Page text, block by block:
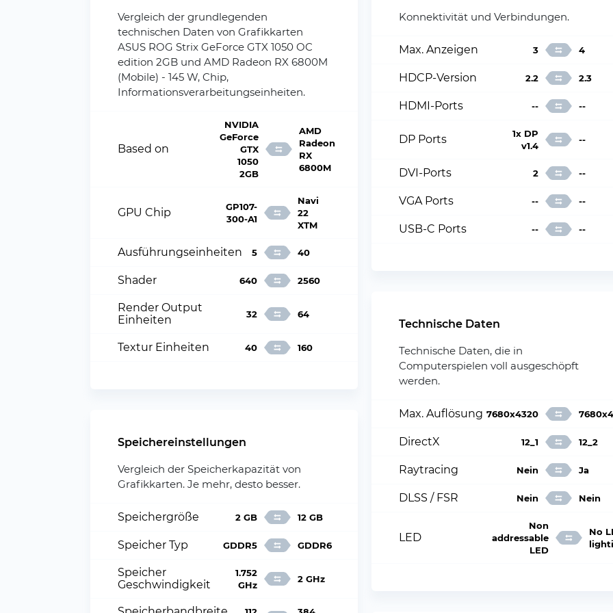
Vergleich der grundlegenden
technischen Daten von Grafikkarten
ASUS ROG Strix GeForce GTX 1050 OC
edition 2GB und AMD Radeon RX 6800M
(Mobile) - 145 W, Chip,
Informationsverarbeitungseinheiten.
Based on
NVIDIA
GeForce
GTX
1050
2GB
AMD
Radeon
RX
6800M
GPU Chip
GP107-
300-A1
Navi
22
XTM
Ausführungseinheiten 5 40
Shader 640 2560
Render Output
Einheiten
32 64
Textur Einheiten 40 160
Speichereinstellungen
Vergleich der Speicherkapazität von
Grafikkarten. Je mehr, desto besser.
Speichergröße 2 GB 12 GB
Speicher Typ GDDR5 GDDR6
Speicher
Geschwindigkeit
1.752
GHz
2 GHz
Konnektivität und Verbindungen.
Max. Anzeigen 3 4
HDCP-Version 2.2 2.3
HDMI-Ports -- --
DP Ports
1x DP
v1.4
--
DVI-Ports 2 --
VGA Ports -- --
USB-C Ports -- --
Technische Daten
Technische Daten, die in
Computerspielen voll ausgeschöpft
werden.
Max. Auflösung 7680x4320
DirectX 12_1 12_2
Raytracing Nein Ja
DLSS / FSR Nein Nein
LED
Non
addressable
LED
No